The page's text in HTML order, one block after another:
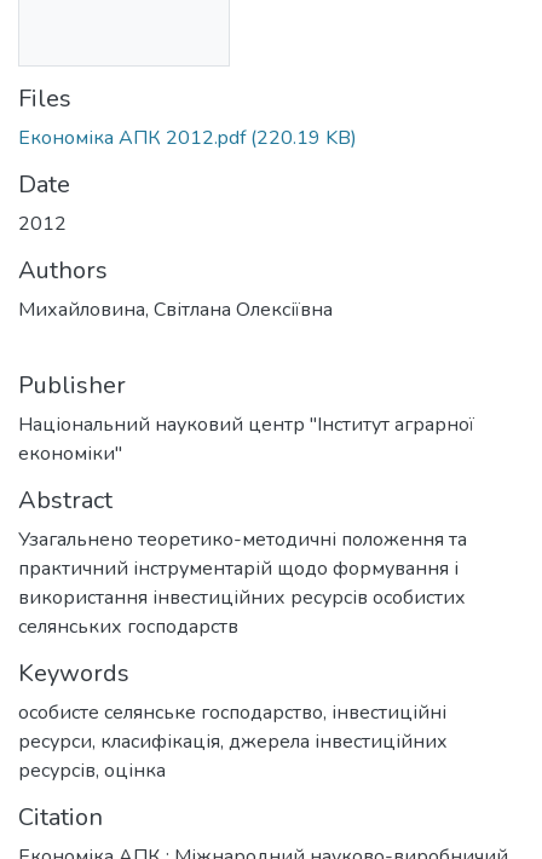
Files
Економіка АПК 2012.pdf (220.19 KB)
Date
2012
Authors
Михайловина, Світлана Олексіївна
Publisher
Національний науковий центр "Інститут аграрної
економіки"
Abstract
Узагальнено теоретико-методичні положення та
практичний інструментарій щодо формування і
використання інвестиційних ресурсів особистих
селянських господарств
Keywords
особисте селянське господарство, інвестиційні
ресурси, класифікація, джерела інвестиційних
ресурсів, оцінка
Citation